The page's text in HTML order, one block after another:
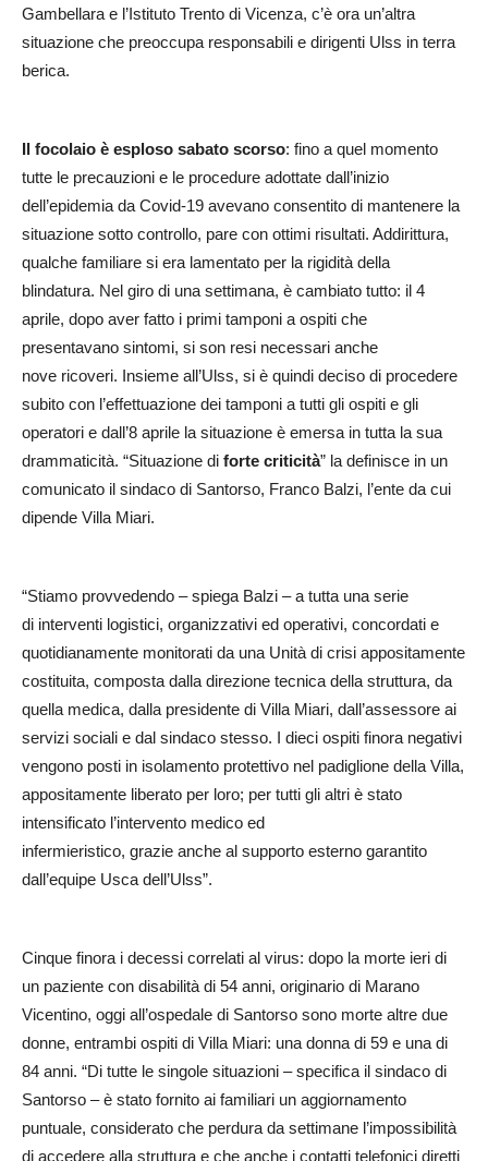
Gambellara e l’Istituto Trento di Vicenza, c’è ora un’altra
situazione che preoccupa responsabili e dirigenti Ulss in terra
berica.
Il focolaio è esploso sabato scorso: fino a quel momento
tutte le precauzioni e le procedure adottate dall’inizio
dell’epidemia da Covid-19 avevano consentito di mantenere la
situazione sotto controllo, pare con ottimi risultati. Addirittura,
qualche familiare si era lamentato per la rigidità della
blindatura. Nel giro di una settimana, è cambiato tutto: il 4
aprile, dopo aver fatto i primi tamponi a ospiti che
presentavano sintomi, si son resi necessari anche
nove ricoveri. Insieme all’Ulss, si è quindi deciso di procedere
subito con l’effettuazione dei tamponi a tutti gli ospiti e gli
operatori e dall’8 aprile la situazione è emersa in tutta la sua
drammaticità. “Situazione di forte criticità” la definisce in un
comunicato il sindaco di Santorso, Franco Balzi, l’ente da cui
dipende Villa Miari.
“Stiamo provvedendo – spiega Balzi – a tutta una serie
di interventi logistici, organizzativi ed operativi, concordati e
quotidianamente monitorati da una Unità di crisi appositamente
costituita, composta dalla direzione tecnica della struttura, da
quella medica, dalla presidente di Villa Miari, dall’assessore ai
servizi sociali e dal sindaco stesso. I dieci ospiti finora negativi
vengono posti in isolamento protettivo nel padiglione della Villa,
appositamente liberato per loro; per tutti gli altri è stato
intensificato l’intervento medico ed
infermieristico, grazie anche al supporto esterno garantito
dall’equipe Usca dell’Ulss”.
Cinque finora i decessi correlati al virus: dopo la morte ieri di
un paziente con disabilità di 54 anni, originario di Marano
Vicentino, oggi all’ospedale di Santorso sono morte altre due
donne, entrambi ospiti di Villa Miari: una donna di 59 e una di
84 anni. “Di tutte le singole situazioni – specifica il sindaco di
Santorso – è stato fornito ai familiari un aggiornamento
puntuale, considerato che perdura da settimane l’impossibilità
di accedere alla struttura e che anche i contatti telefonici diretti